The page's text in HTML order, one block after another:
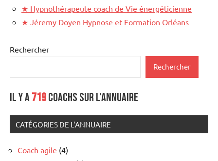
★ Hypnothérapeute coach de Vie énergéticienne
★ Jéremy Doyen Hypnose et Formation Orléans
Rechercher
Rechercher
Il y a719coachs sur l'annuaire
CATÉGORIES DE L'ANNUAIRE
Coach agile (4)